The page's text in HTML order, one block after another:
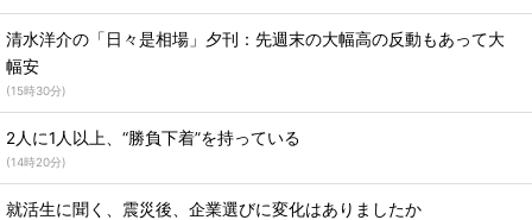
清水洋介の「日々是相場」夕刊：先週末の大幅高の反動もあって大
幅安
(15時30分)
2人に1人以上、“勝負下着”を持っている
(14時20分)
就活生に聞く、震災後、企業選びに変化はありましたか